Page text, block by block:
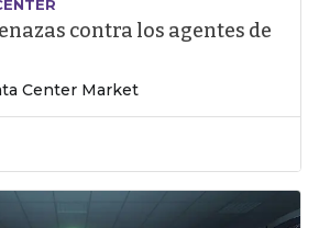
contra los agentes de
Center Market